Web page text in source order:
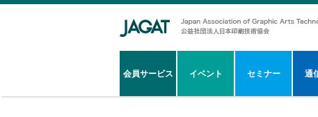
会員サービス イベント セミナー 通